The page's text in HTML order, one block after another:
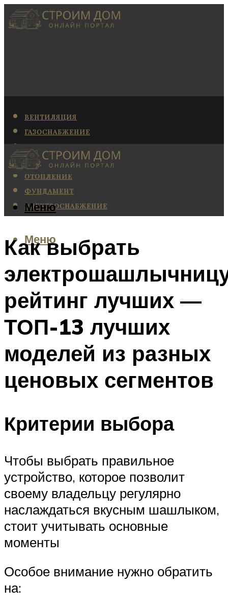
ВЕНТИЛЯЦИЯ
ГАЗОСНАБЖЕНИЕ
КАНАЛИЗАЦИЯ
КОНДИЦИОНИРОВАНИЕ
ОТОПЛЕНИЕ
ФУНДАМЕНТ
ЭЛЕКТРОСНАБЖЕНИЕ
Меню
Меню
Как выбрать
рейтинг лучших —
ТОП-13 лучших
моделей из разных
ценовых сегментов
Критерии выбора
Чтобы выбрать правильное
устройство, которое позволит
своему владельцу регулярно
наслаждаться вкусным шашлыком,
стоит учитывать основные
моменты
Особое внимание нужно обратить
на: